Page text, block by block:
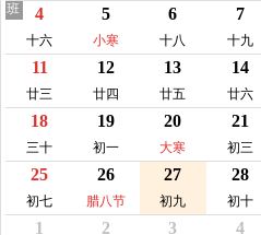
4
十六
班 5
小寒
6
十八
7
十九
11
廿三
12
廿四
13
廿五
14
廿六
18
三十
19
初一
20
大寒
21
初三
25
初七
26
腊八节
27
初九
28
初十
1 2 3 4